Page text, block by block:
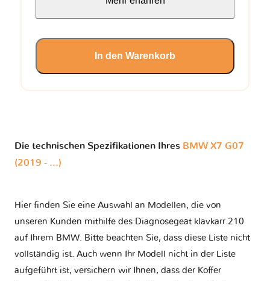
In den Warenkorb
Die technischen Spezifikationen Ihres BMW X7 G07
(2019 - ...)
Hier finden Sie eine Auswahl an Modellen, die von
unseren Kunden mithilfe des Diagnosegeät klavkarr 210
auf Ihrem BMW. Bitte beachten Sie, dass diese Liste nicht
vollständig ist. Auch wenn Ihr Modell nicht in der Liste
aufgeführt ist, versichern wir Ihnen, dass der Koffer